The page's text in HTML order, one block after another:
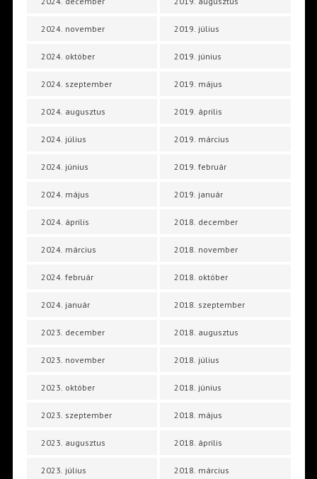
2024. november
2024. október
2024. szeptember
2024. augusztus
2024. július
2024. június
2024. május
2024. április
2024. március
2024. február
2024. január
2023. december
2023. november
2023. október
2023. szeptember
2023. augusztus
2023. július
2019. július
2019. június
2019. május
2019. április
2019. március
2019. február
2019. január
2018. december
2018. november
2018. október
2018. szeptember
2018. augusztus
2018. július
2018. június
2018. május
2018. április
2018. március